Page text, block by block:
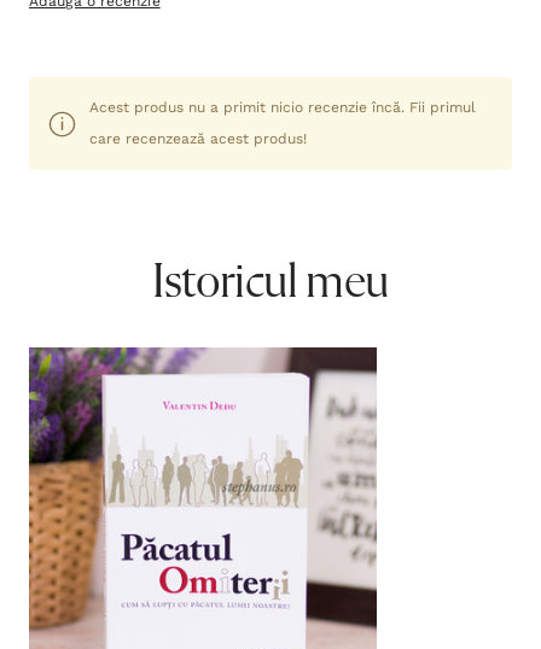
Acest produs nu a primit nicio recenzie încă. Fii primul
care recenzează acest produs!
Istoricul meu